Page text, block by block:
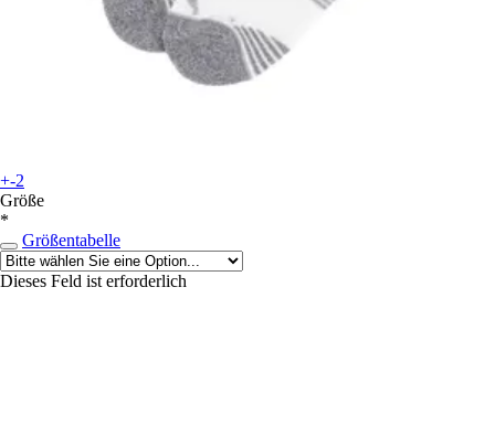
+-2
Größe
*
Größentabelle
Dieses Feld ist erforderlich